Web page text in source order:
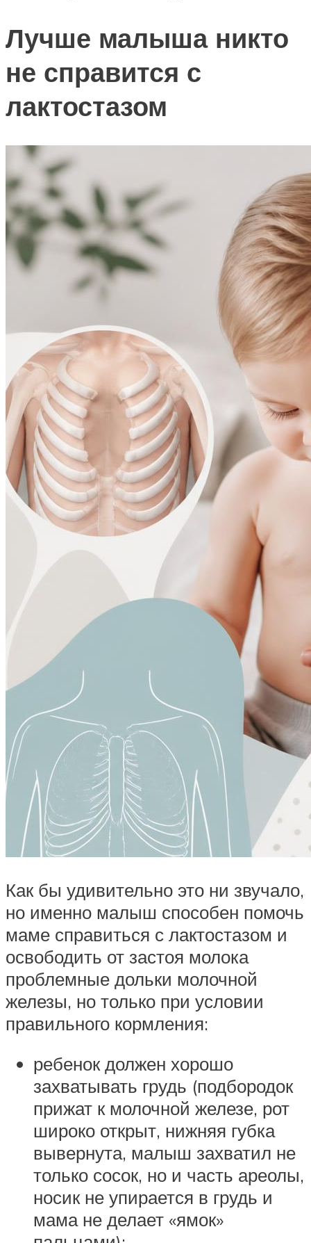
Лучше малыша никто
не справится с
лактостазом
Как бы удивительно это ни звучало,
но именно малыш способен помочь
маме справиться с лактостазом и
освободить от застоя молока
проблемные дольки молочной
железы, но только при условии
правильного кормления:
ребенок должен хорошо
захватывать грудь (подбородок
прижат к молочной железе, рот
широко открыт, нижняя губка
вывернута, малыш захватил не
только сосок, но и часть ареолы,
носик не упирается в грудь и
мама не делает «ямок»